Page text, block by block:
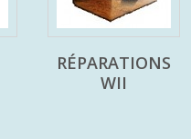
RÉPARATIONS
WII